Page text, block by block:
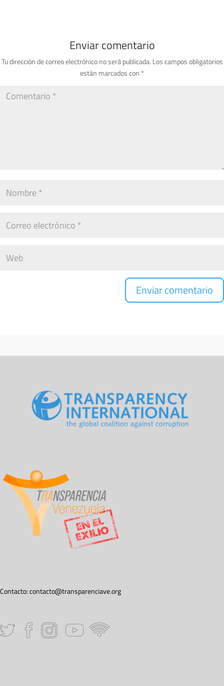
Enviar comentario
Tu dirección de correo electrónico no será publicada. Los campos obligatorios
están marcados con *
Contacto:contacto@transparenciave.org